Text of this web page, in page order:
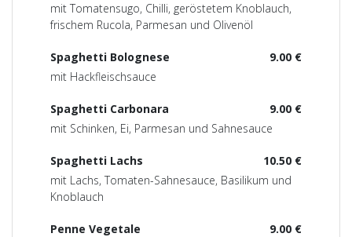
mit Tomatensugo, Chilli, geröstetem Knoblauch,
frischem Rucola, Parmesan und Olivenöl
9.00 €
Spaghetti Bolognese
mit Hackfleischsauce
9.00 €
Spaghetti Carbonara
mit Schinken, Ei, Parmesan und Sahnesauce
10.50 €
Spaghetti Lachs
mit Lachs, Tomaten-Sahnesauce, Basilikum und
Knoblauch
9.00 €
Penne Vegetale